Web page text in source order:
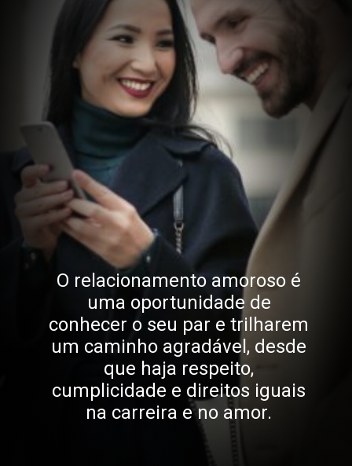
O relacionamento amoroso é
uma oportunidade de
conhecer o seu par e trilharem
um caminho agradável, desde
que haja respeito,
cumplicidade e direitos iguais
na carreira e no amor.